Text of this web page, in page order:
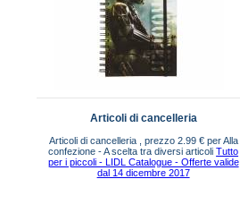
Articoli di cancelleria
Articoli di cancelleria , prezzo 2.99 € per Alla
confezione - A scelta tra diversi articoliTutto
per i piccoli - LIDL Catalogue - Offerte valide
dal 14 dicembre 2017